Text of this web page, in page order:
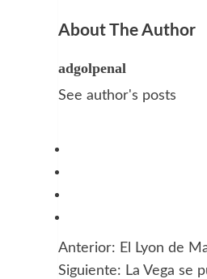
About The Author
adgolpenal
See author's posts
Navegación
Anterior: El Lyon de
Siguiente: La Vega se